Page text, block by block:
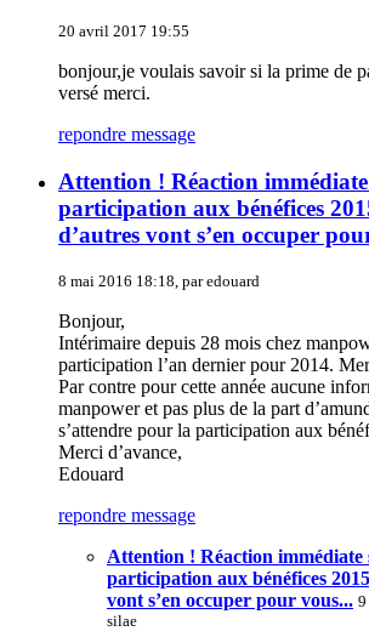
20 avril 2017 19:55
bonjour,je voulais savoir si la prime de
versé merci.
repondre message
Attention ! Réaction
participation aux bénéfices
d’autres vont s’en occuper
8 mai 2016 18:18, paredouard
Bonjour,
Intérimaire depuis 28 mois chez
participation l’an dernier pour 2014.
Par contre pour cette année aucune
manpower et pas plus de la part
s’attendre pour la participation aux
Merci d’avance,
Edouard
repondre message
Attention ! Réaction immédiate
participation aux bénéfices
vont s’en occuper pour vous... 9
silae